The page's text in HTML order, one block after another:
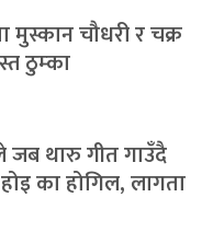
मुस्कान चौधरी र चक्र
ठुम्का
जब थारु गीत गाउँदै
का होगिल, लागता